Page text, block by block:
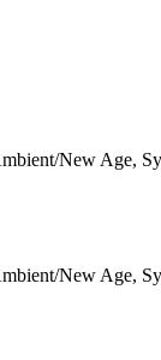
New Age,
New Age,